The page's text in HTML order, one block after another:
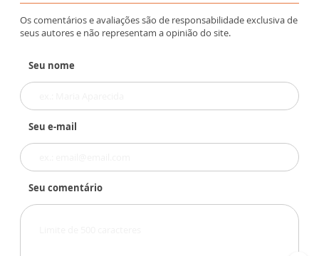
Os comentários e avaliações são de responsabilidade exclusiva de
seus autores e não representam a opinião do site.
Seu nome
Seu e-mail
Seu comentário